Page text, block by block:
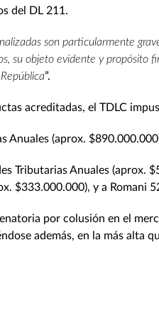
del DL 211.
son particularmente
su objeto evidente y
”.
acreditadas, el TDLC
Anuales (aprox.
Tributarias Anuales (aprox.
$333.000.000), y a Romani
por colusión en el
además, en la más alta